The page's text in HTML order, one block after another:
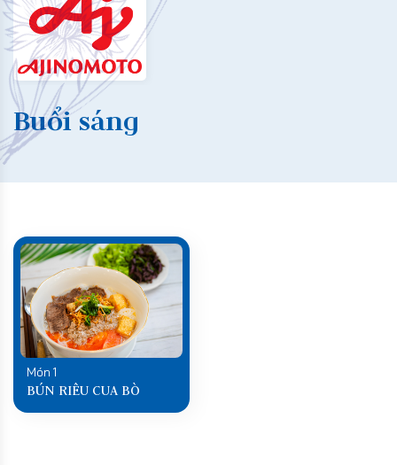
Buổi sáng
Món 1
BÚN RIÊU CUA BÒ